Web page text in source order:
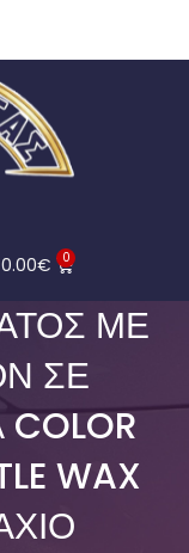
0.00€ 0
ΜΕ
ΣΕ
WAX